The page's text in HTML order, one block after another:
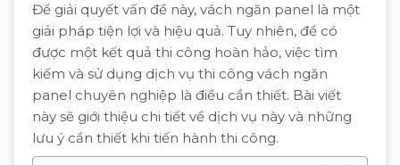
Để giải quyết vấn đề này, vách ngăn panel là một
giải pháp tiện lợi và hiệu quả. Tuy nhiên, để có
được một kết quả thi công hoàn hảo, việc tìm
kiếm và sử dụng dịch vụ thi công vách ngăn
panel chuyên nghiệp là điều cần thiết. Bài viết
này sẽ giới thiệu chi tiết về dịch vụ này và những
lưu ý cần thiết khi tiến hành thi công.